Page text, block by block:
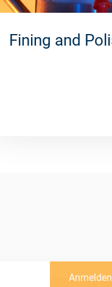
Fining and
Anmelden